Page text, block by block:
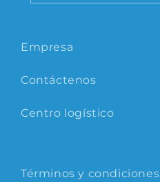
Empresa
Contáctenos
Centro logístico
Términos y condiciones